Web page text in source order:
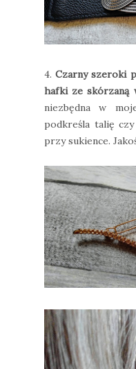
4.Czarny szeroki
hafki ze skórzaną
niezbędna w
podkreśla talię
przy sukience.